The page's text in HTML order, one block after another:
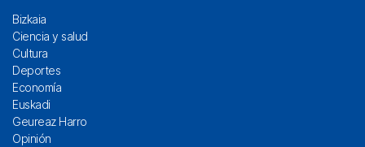
Bizkaia
Ciencia y salud
Cultura
Deportes
Economía
Euskadi
Geureaz Harro
Opinión